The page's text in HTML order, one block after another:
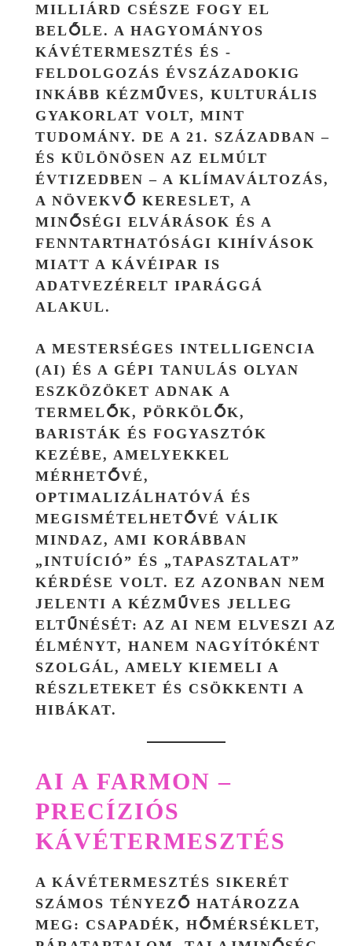
MILLIÁRD CSÉSZE FOGY EL
BELŐLE. A HAGYOMÁNYOS
KÁVÉTERMESZTÉS ÉS -
FELDOLGOZÁS ÉVSZÁZADOKIG
INKÁBB KÉZMŰVES, KULTURÁLIS
GYAKORLAT VOLT, MINT
TUDOMÁNY. DE A 21. SZÁZADBAN –
ÉS KÜLÖNÖSEN AZ ELMÚLT
ÉVTIZEDBEN – A KLÍMAVÁLTOZÁS,
A NÖVEKVŐ KERESLET, A
MINŐSÉGI ELVÁRÁSOK ÉS A
FENNTARTHATÓSÁGI KIHÍVÁSOK
MIATT A KÁVÉIPAR IS
ADATVEZÉRELT IPARÁGGÁ
ALAKUL.
A MESTERSÉGES INTELLIGENCIA
(AI) ÉS A GÉPI TANULÁS OLYAN
ESZKÖZÖKET ADNAK A
TERMELŐK, PÖRKÖLŐK,
BARISTÁK ÉS FOGYASZTÓK
KEZÉBE, AMELYEKKEL
MÉRHETŐVÉ,
OPTIMALIZÁLHATÓVÁ ÉS
MEGISMÉTELHETŐVÉ VÁLIK
MINDAZ, AMI KORÁBBAN
„INTUÍCIÓ” ÉS „TAPASZTALAT”
KÉRDÉSE VOLT. EZ AZONBAN NEM
JELENTI A KÉZMŰVES JELLEG
ELTŰNÉSÉT: AZ AI NEM ELVESZI AZ
ÉLMÉNYT, HANEM NAGYÍTÓKÉNT
SZOLGÁL, AMELY KIEMELI A
RÉSZLETEKET ÉS CSÖKKENTI A
HIBÁKAT.
AI A FARMON –
PRECÍZIÓS
KÁVÉTERMESZTÉS
A KÁVÉTERMESZTÉS SIKERÉT
SZÁMOS TÉNYEZŐ HATÁROZZA
MEG: CSAPADÉK, HŐMÉRSÉKLET,